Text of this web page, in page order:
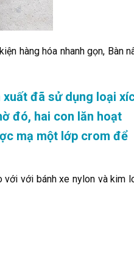
hàng hóa nhanh gọn, Bàn
xuất đã sử dụng loại
đó, hai con lăn hoạt
mạ một lớp crom để
với với bánh xe nylon và kim